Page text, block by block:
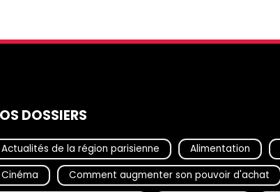
DOSSIERS
Actualités de la région parisienne Alimentation
Cinéma
Comment augmenter son pouvoir d'achat